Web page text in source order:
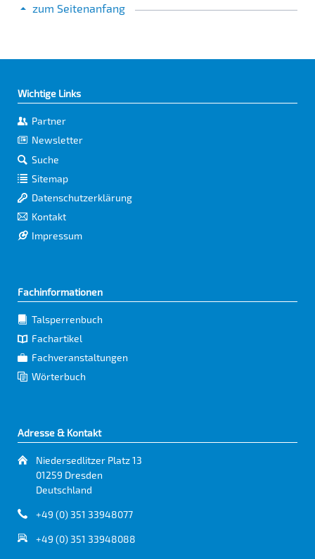
zum Seitenanfang
Wichtige Links
Partner
Newsletter
Suche
Sitemap
Datenschutzerklärung
Kontakt
Impressum
Fachinformationen
Talsperrenbuch
Fachartikel
Fachveranstaltungen
Wörterbuch
Adresse & Kontakt
Niedersedlitzer Platz 13
01259 Dresden
Deutschland
+49 (0) 351 33948077
+49 (0) 351 33948088